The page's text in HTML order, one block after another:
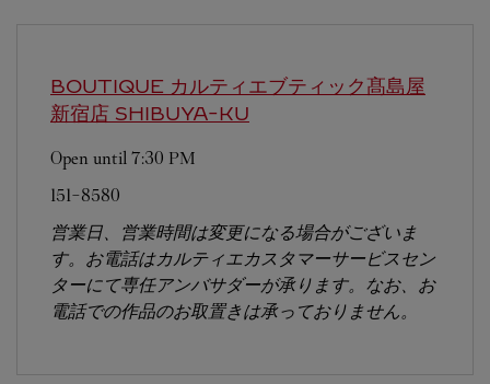
BOUTIQUE カルティエブティック髙島屋
新宿店 SHIBUYA-KU
Open until 7:30 PM
151-8580
営業日、営業時間は変更になる場合がございま
す。お電話はカルティエカスタマーサービスセン
ターにて専任アンバサダーが承ります。なお、お
電話での作品のお取置きは承っておりません。